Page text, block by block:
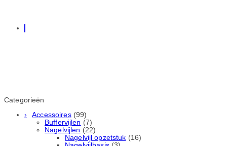
Categorieën
Accessoires (99)
Buffervijlen (7)
Nagelvijlen (22)
Nagelvijl opzetstuk (16)